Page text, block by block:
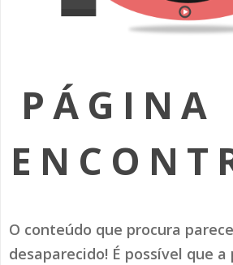
SOMOS TODOS EUROPEUS
AMADORA LIGA À RESILIÊNCIA
(RE) PENSAMENTOS
HISTÓRIAS DE ABRIL
PÁGINA
O conteúdo que procura
desaparecido! É possível que